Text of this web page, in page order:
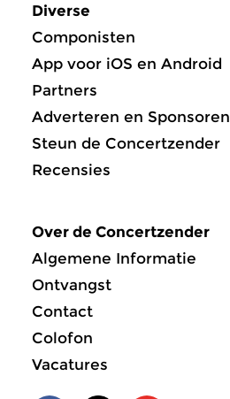
Diverse
Componisten
App voor iOS en Android
Partners
Adverteren en Sponsoren
Steun de Concertzender
Recensies
Over de Concertzender
Algemene Informatie
Ontvangst
Contact
Colofon
Vacatures